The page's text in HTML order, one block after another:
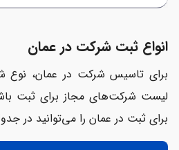
انواع ثبت شرکت در عمان
براي تاسيس شركت در عمان، نوع
ليست شركت‌هاي مجاز براي ثبت
براي ثبت در عمان را مي‌توانيد در